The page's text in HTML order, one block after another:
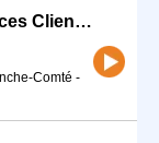
Conseiller-ère Services et Expériences Client (H/F) - Temps partiel
Comté -